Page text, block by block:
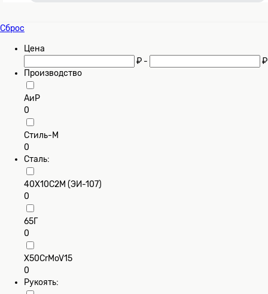
Сброс
Цена
₽ -
₽
Производство
АиР
0
Стиль-М
0
Сталь:
40Х10С2М (ЭИ-107)
0
65Г
0
X50CrMoV15
0
Рукоять: